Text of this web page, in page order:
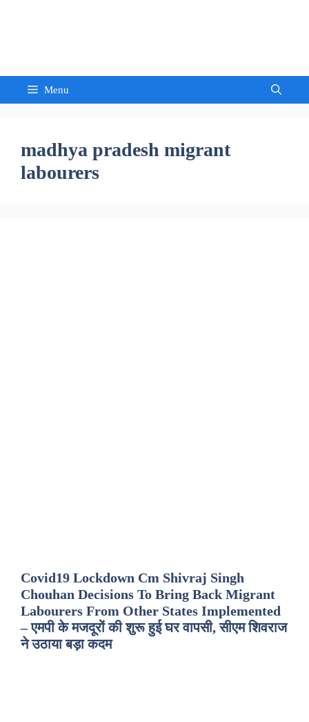
Menu
madhya pradesh migrant
labourers
Covid19 Lockdown Cm Shivraj Singh
Chouhan Decisions To Bring Back Migrant
Labourers From Other States Implemented
– एमपी के मजदूरों की शुरू हुई घर वापसी, सीएम शिवराज
ने उठाया बड़ा कदम